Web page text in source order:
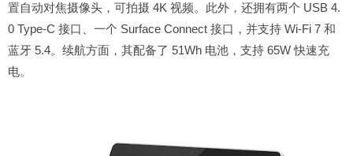
置自动对焦摄像头，可拍摄 4K 视频。此外，还拥有两个 USB 4.
0 Type-C 接口、一个 Surface Connect 接口，并支持 Wi-Fi 7 和
蓝牙 5.4。续航方面，其配备了 51Wh 电池，支持 65W 快速充
电。